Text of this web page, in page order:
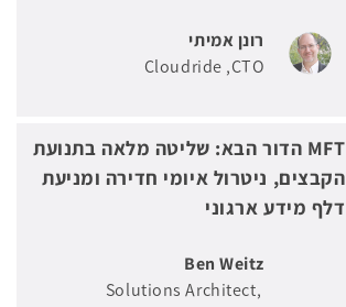
רונן אמיתי
CTO
Cloudride
MFT הדור הבא: שליטה מלאה בתנועת
הקבצים, ניטרול איומי חדירה ומניעת
דלף מידע ארגוני
Ben Weitz
Solutions Architect